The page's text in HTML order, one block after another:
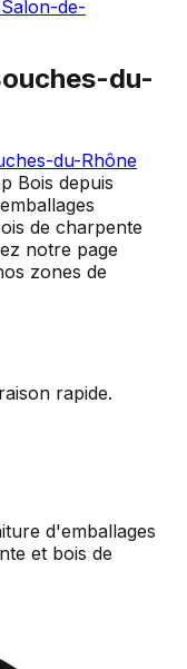
Salon-de-
du-
du-Rhône
Bois depuis
de charpente
notre page
zones de
rapide.
d'emballages
et bois de